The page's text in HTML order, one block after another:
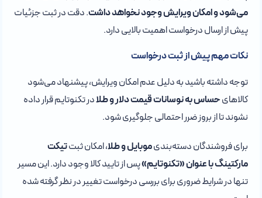
می‌شود و امکان ویرایش وجود نخواهد داشت. دقت در ثبت جزئیات
پیش از ارسال درخواست اهمیت بالایی دارد.
نکات مهم پیش از ثبت درخواست
توجه داشته باشید به دلیل عدم امکان ویرایش، پیشنهاد می‌شود
کالاهایحساس به نوسانات قیمت دلار و طلادر تکنوتایم قرار داده
نشوند تا از بروز ضرر احتمالی جلوگیری شود.
برای فروشندگان دسته‌بندیموبایل و طلا، امکان ثبتتیکت
مارکتینگ با عنوان «تکنوتایم»پس از تایید کالا وجود دارد. این مسیر
تنها در شرایط ضروری برای بررسی درخواست تغییر در نظر گرفته شده